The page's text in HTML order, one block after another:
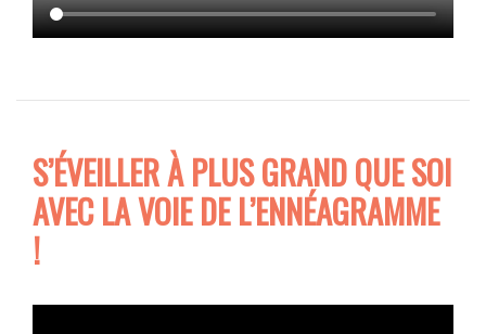
S’ÉVEILLER À PLUS GRAND QUE SOI
AVEC LA VOIE DE L’ENNÉAGRAMME
!